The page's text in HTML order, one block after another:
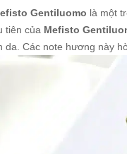
Gentiluomo là một
tiên của Mefisto
da. Các note hương này